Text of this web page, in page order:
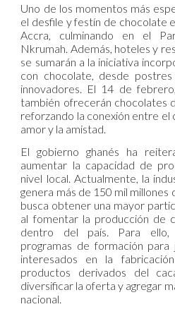
Uno de los momentos más
el desfile y festín de chocolate
Accra, culminando en el
Nkrumah. Además, hoteles y
se sumarán a la iniciativa
con chocolate, desde
innovadores. El 14 de
también ofrecerán chocolates
reforzando la conexión entre el
amor y la amistad.
El gobierno ghanés ha
aumentar la capacidad de
nivel local. Actualmente, la
genera más de 150 mil millones
busca obtener una mayor
al fomentar la producción de
dentro del país. Para ello,
programas de formación
interesados en la
productos derivados del
diversificar la oferta y agregar
nacional.